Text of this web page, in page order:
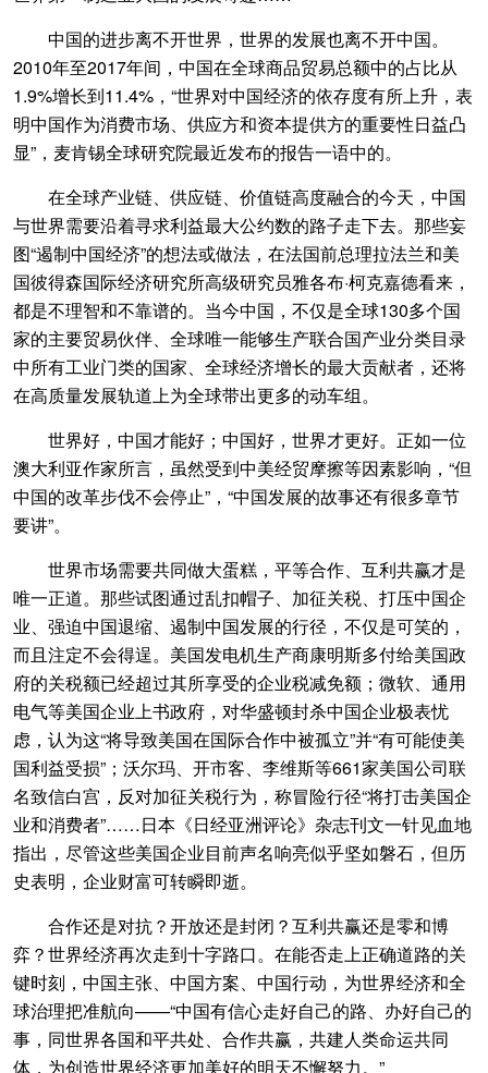
中国的进步离不开世界，世界的发展也离不开中国。
2010年至2017年间，中国在全球商品贸易总额中的占比从
1.9%增长到11.4%，“世界对中国经济的依存度有所上升，表
明中国作为消费市场、供应方和资本提供方的重要性日益凸
显”，麦肯锡全球研究院最近发布的报告一语中的。
在全球产业链、供应链、价值链高度融合的今天，中国
与世界需要沿着寻求利益最大公约数的路子走下去。那些妄
图“遏制中国经济”的想法或做法，在法国前总理拉法兰和美
国彼得森国际经济研究所高级研究员雅各布·柯克嘉德看来，
都是不理智和不靠谱的。当今中国，不仅是全球130多个国
家的主要贸易伙伴、全球唯一能够生产联合国产业分类目录
中所有工业门类的国家、全球经济增长的最大贡献者，还将
在高质量发展轨道上为全球带出更多的动车组。
世界好，中国才能好；中国好，世界才更好。正如一位
澳大利亚作家所言，虽然受到中美经贸摩擦等因素影响，“但
中国的改革步伐不会停止”，“中国发展的故事还有很多章节
要讲”。
世界市场需要共同做大蛋糕，平等合作、互利共赢才是
唯一正道。那些试图通过乱扣帽子、加征关税、打压中国企
业、强迫中国退缩、遏制中国发展的行径，不仅是可笑的，
而且注定不会得逞。美国发电机生产商康明斯多付给美国政
府的关税额已经超过其所享受的企业税减免额；微软、通用
电气等美国企业上书政府，对华盛顿封杀中国企业极表忧
虑，认为这“将导致美国在国际合作中被孤立”并“有可能使美
国利益受损”；沃尔玛、开市客、李维斯等661家美国公司联
名致信白宫，反对加征关税行为，称冒险行径“将打击美国企
业和消费者”……日本《日经亚洲评论》杂志刊文一针见血地
指出，尽管这些美国企业目前声名响亮似乎坚如磐石，但历
史表明，企业财富可转瞬即逝。
合作还是对抗？开放还是封闭？互利共赢还是零和博
弈？世界经济再次走到十字路口。在能否走上正确道路的关
键时刻，中国主张、中国方案、中国行动，为世界经济和全
球治理把准航向——“中国有信心走好自己的路、办好自己的
事，同世界各国和平共处、合作共赢，共建人类命运共同
体，为创造世界经济更加美好的明天不懈努力。”